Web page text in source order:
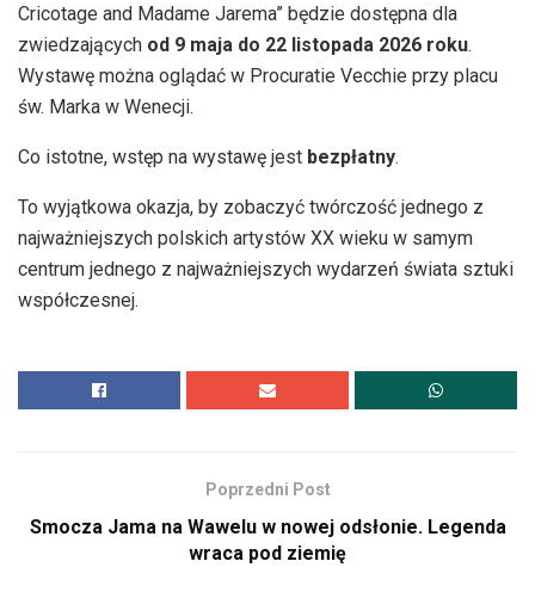
Cricotage and Madame Jarema” będzie dostępna dla
zwiedzających od 9 maja do 22 listopada 2026 roku.
Wystawę można oglądać w Procuratie Vecchie przy placu
św. Marka w Wenecji.
Co istotne, wstęp na wystawę jest bezpłatny.
To wyjątkowa okazja, by zobaczyć twórczość jednego z
najważniejszych polskich artystów XX wieku w samym
centrum jednego z najważniejszych wydarzeń świata sztuki
współczesnej.
Poprzedni Post
Smocza Jama na Wawelu w nowej odsłonie. Legenda
wraca pod ziemię